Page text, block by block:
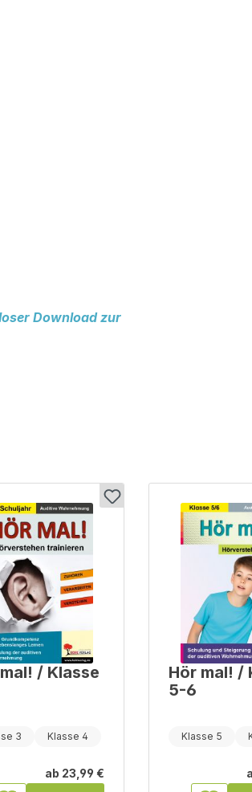
Download zur
/ Klasse
3 Klasse 4
ab 23,99 €
Hör mal! /
5-6
Klasse 5